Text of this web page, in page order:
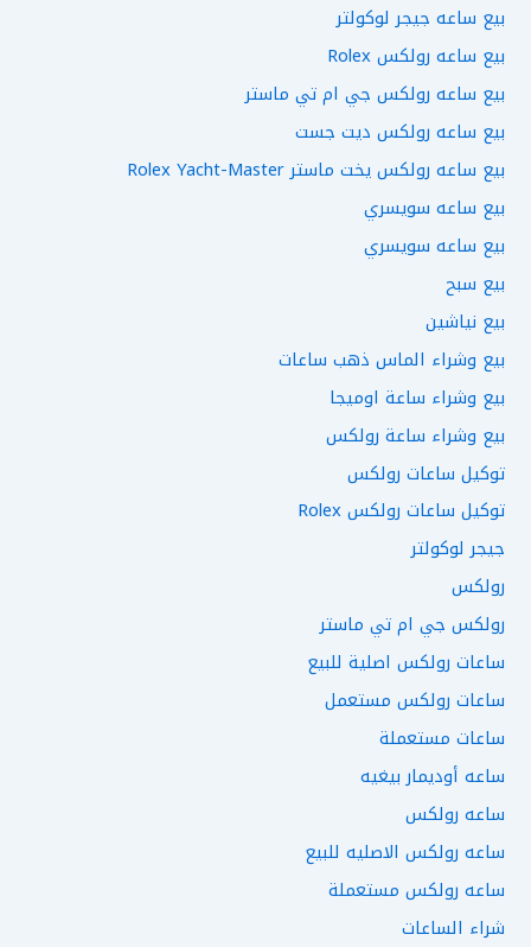
بيع ساعه جيجر لوكولتر
بيع ساعه رولكس Rolex
بيع ساعه رولكس جي ام تي ماستر
بيع ساعه رولكس ديت جست
بيع ساعه رولكس يخت ماستر Rolex Yacht-Master
بيع ساعه سويسري
بيع ساعه سويسري
بيع سبح
بيع نياشين
بيع وشراء الماس ذهب ساعات
بيع وشراء ساعة اوميجا
بيع وشراء ساعة رولكس
توكيل ساعات رولكس
توكيل ساعات رولكس Rolex
جيجر لوكولتر
رولكس
رولكس جي ام تي ماستر
ساعات رولكس اصلية للبيع
ساعات رولكس مستعمل
ساعات مستعملة
ساعه أوديمار بيغيه
ساعه رولكس
ساعه رولكس الاصليه للبيع
ساعه رولكس مستعملة
شراء الساعات